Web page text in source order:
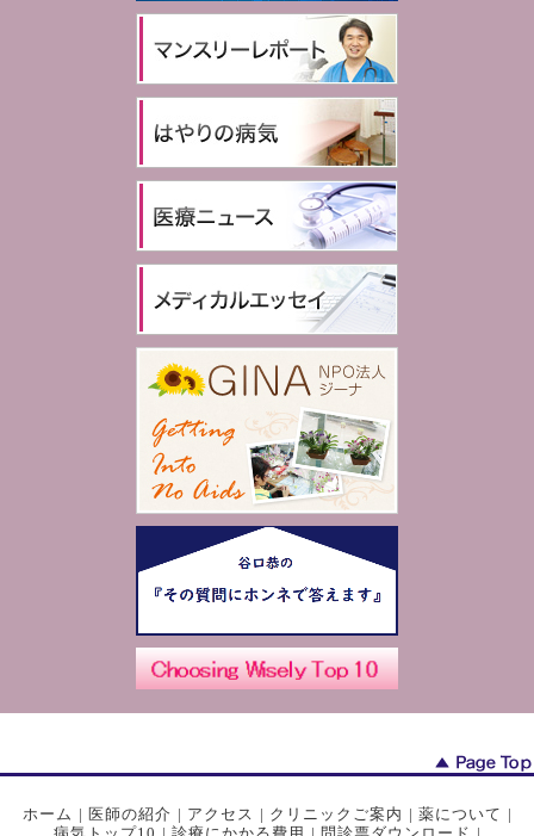
ホーム | 医師の紹介 | アクセス | クリニックご案内 | 薬について |